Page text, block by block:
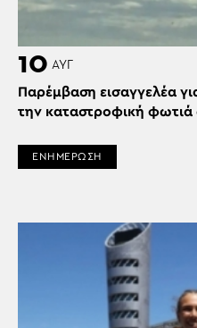
10 ΑΥΓ
Παρέμβαση εισαγγελέα
την καταστροφική φωτιά
ΕΝΗΜΕΡΩΣΗ